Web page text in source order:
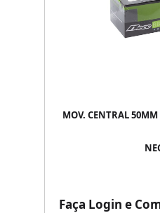
MOV. CENTRAL
Faça Login e